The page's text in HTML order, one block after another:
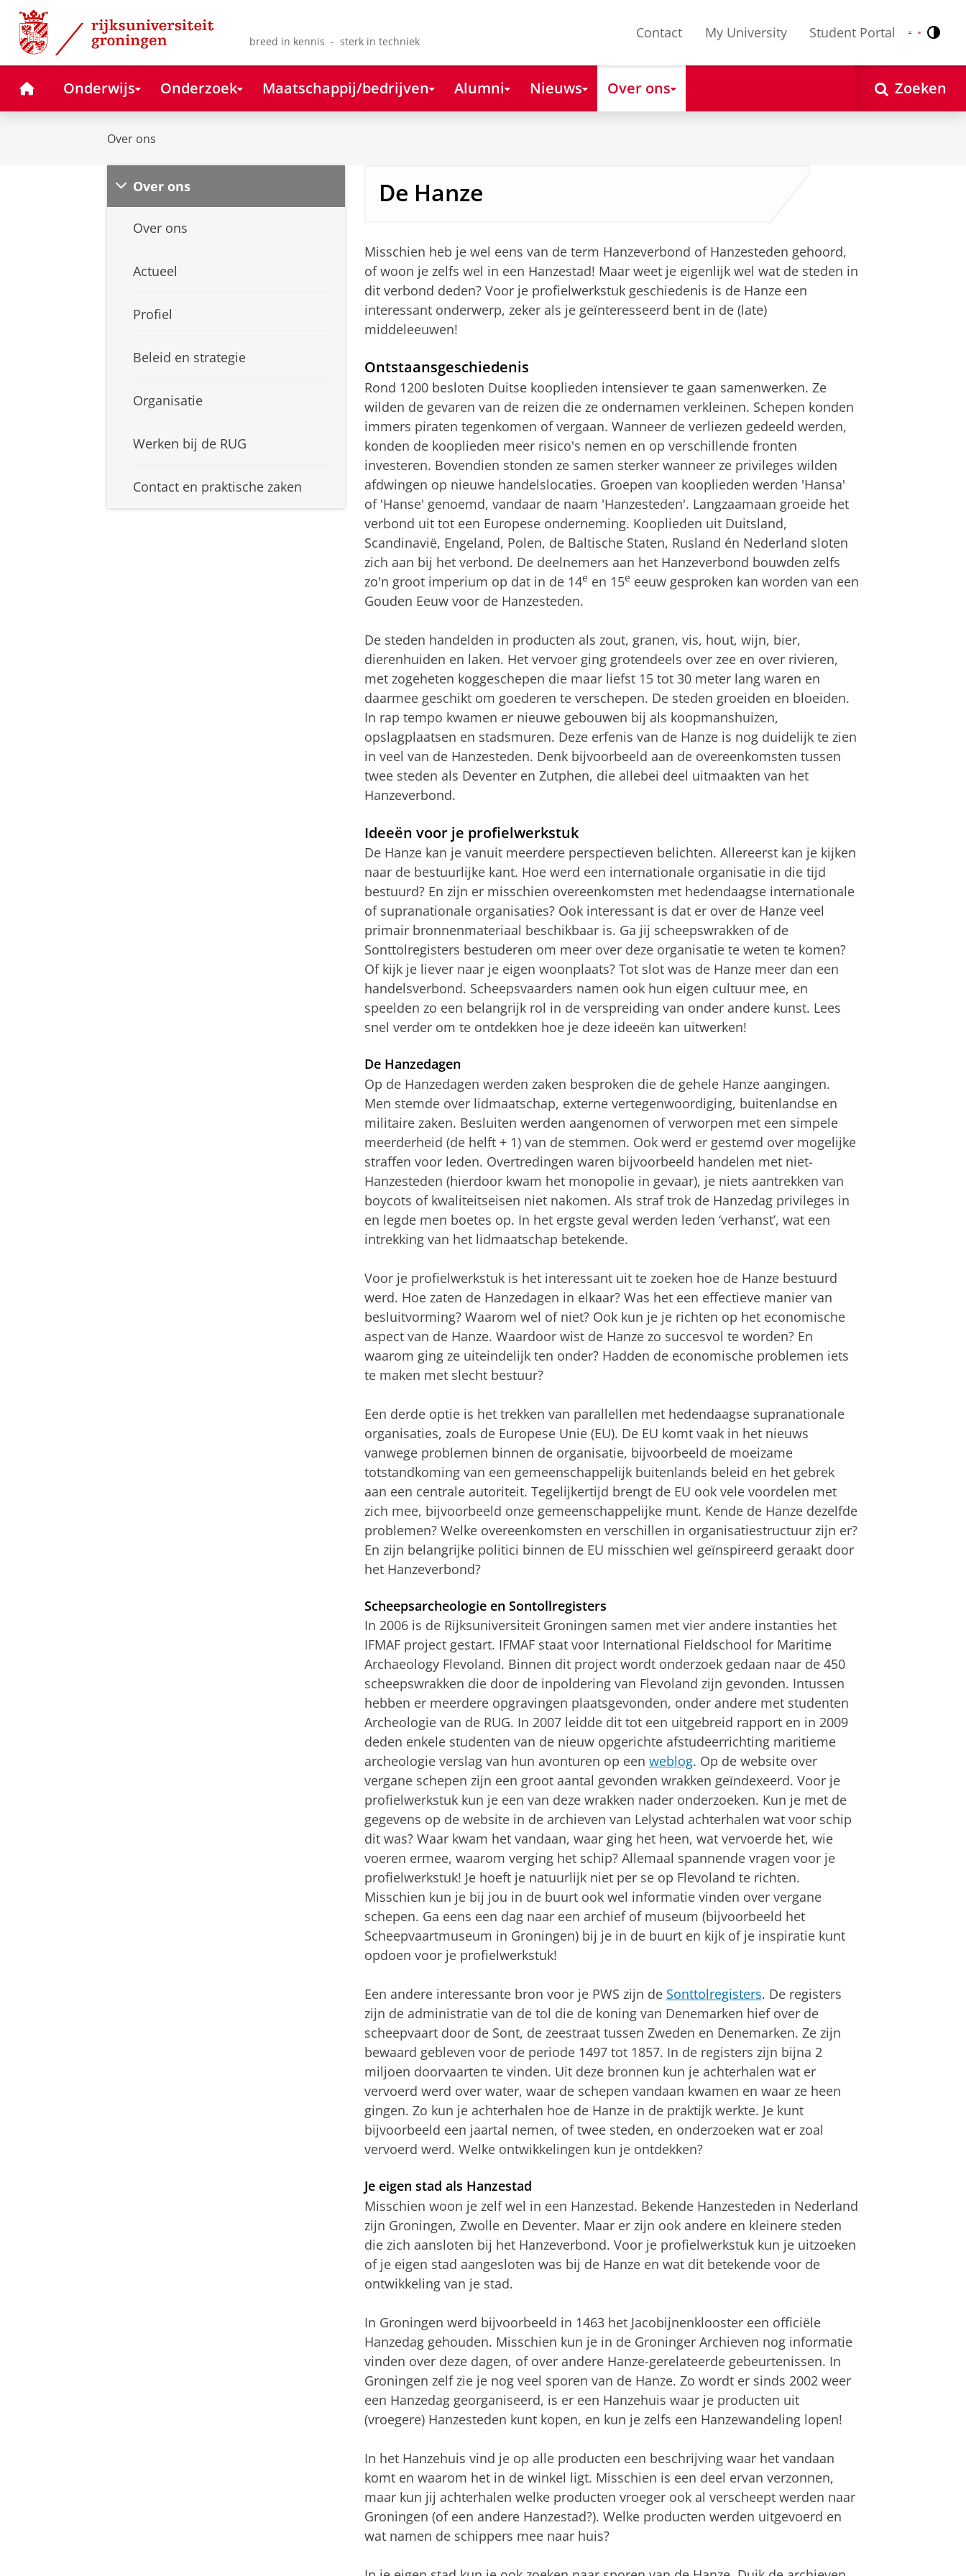
Skip
Content
Skip
Navigation
breed in kennis - sterk in techniek
Contact My University Student Portal Nederlands
English
HomeOnderwijs Onderzoek Maatschappij/bedrijven Alumni Nieuws Over ons Zoeken
Over ons
Over ons
Over ons
Actueel
Profiel
Beleid en strategie
Organisatie
Werken bij de RUG
Contact en praktische zaken
De Hanze
Misschien heb je wel eens van de term Hanzeverbond of Hanzesteden gehoord,
of woon je zelfs wel in een Hanzestad! Maar weet je eigenlijk wel wat de steden in
dit verbond deden? Voor je profielwerkstuk geschiedenis is de Hanze een
interessant onderwerp, zeker als je geïnteresseerd bent in de (late)
middeleeuwen!
Ontstaansgeschiedenis
Rond 1200 besloten Duitse kooplieden intensiever te gaan samenwerken. Ze
wilden de gevaren van de reizen die ze ondernamen verkleinen. Schepen konden
immers piraten tegenkomen of vergaan. Wanneer de verliezen gedeeld werden,
konden de kooplieden meer risico's nemen en op verschillende fronten
investeren. Bovendien stonden ze samen sterker wanneer ze privileges wilden
afdwingen op nieuwe handelslocaties. Groepen van kooplieden werden 'Hansa'
of 'Hanse' genoemd, vandaar de naam 'Hanzesteden'. Langzaamaan groeide het
verbond uit tot een Europese onderneming. Kooplieden uit Duitsland,
Scandinavië, Engeland, Polen, de Baltische Staten, Rusland én Nederland sloten
zich aan bij het verbond. De deelnemers aan het Hanzeverbond bouwden zelfs
zo'n groot imperium op dat in de 14e en 15e eeuw gesproken kan worden van een
Gouden Eeuw voor de Hanzesteden.
De steden handelden in producten als zout, granen, vis, hout, wijn, bier,
dierenhuiden en laken. Het vervoer ging grotendeels over zee en over rivieren,
met zogeheten koggeschepen die maar liefst 15 tot 30 meter lang waren en
daarmee geschikt om goederen te verschepen. De steden groeiden en bloeiden.
In rap tempo kwamen er nieuwe gebouwen bij als koopmanshuizen,
opslagplaatsen en stadsmuren. Deze erfenis van de Hanze is nog duidelijk te zien
in veel van de Hanzesteden. Denk bijvoorbeeld aan de overeenkomsten tussen
twee steden als Deventer en Zutphen, die allebei deel uitmaakten van het
Hanzeverbond.
Ideeën voor je profielwerkstuk
De Hanze kan je vanuit meerdere perspectieven belichten. Allereerst kan je kijken
naar de bestuurlijke kant. Hoe werd een internationale organisatie in die tijd
bestuurd? En zijn er misschien overeenkomsten met hedendaagse internationale
of supranationale organisaties? Ook interessant is dat er over de Hanze veel
primair bronnenmateriaal beschikbaar is. Ga jij scheepswrakken of de
Sonttolregisters bestuderen om meer over deze organisatie te weten te komen?
Of kijk je liever naar je eigen woonplaats? Tot slot was de Hanze meer dan een
handelsverbond. Scheepsvaarders namen ook hun eigen cultuur mee, en
speelden zo een belangrijk rol in de verspreiding van onder andere kunst. Lees
snel verder om te ontdekken hoe je deze ideeën kan uitwerken!
De Hanzedagen
Op de Hanzedagen werden zaken besproken die de gehele Hanze aangingen.
Men stemde over lidmaatschap, externe vertegenwoordiging, buitenlandse en
militaire zaken. Besluiten werden aangenomen of verworpen met een simpele
meerderheid (de helft + 1) van de stemmen. Ook werd er gestemd over mogelijke
straffen voor leden. Overtredingen waren bijvoorbeeld handelen met niet-
Hanzesteden (hierdoor kwam het monopolie in gevaar), je niets aantrekken van
boycots of kwaliteitseisen niet nakomen. Als straf trok de Hanzedag privileges in
en legde men boetes op. In het ergste geval werden leden ‘verhanst’, wat een
intrekking van het lidmaatschap betekende.
Voor je profielwerkstuk is het interessant uit te zoeken hoe de Hanze bestuurd
werd. Hoe zaten de Hanzedagen in elkaar? Was het een effectieve manier van
besluitvorming? Waarom wel of niet? Ook kun je je richten op het economische
aspect van de Hanze. Waardoor wist de Hanze zo succesvol te worden? En
waarom ging ze uiteindelijk ten onder? Hadden de economische problemen iets
te maken met slecht bestuur?
Een derde optie is het trekken van parallellen met hedendaagse supranationale
organisaties, zoals de Europese Unie (EU). De EU komt vaak in het nieuws
vanwege problemen binnen de organisatie, bijvoorbeeld de moeizame
totstandkoming van een gemeenschappelijk buitenlands beleid en het gebrek
aan een centrale autoriteit. Tegelijkertijd brengt de EU ook vele voordelen met
zich mee, bijvoorbeeld onze gemeenschappelijke munt. Kende de Hanze dezelfde
problemen? Welke overeenkomsten en verschillen in organisatiestructuur zijn er?
En zijn belangrijke politici binnen de EU misschien wel geïnspireerd geraakt door
het Hanzeverbond?
Scheepsarcheologie en Sontollregisters
In 2006 is de Rijksuniversiteit Groningen samen met vier andere instanties het
IFMAF project gestart. IFMAF staat voor International Fieldschool for Maritime
Archaeology Flevoland. Binnen dit project wordt onderzoek gedaan naar de 450
scheepswrakken die door de inpoldering van Flevoland zijn gevonden. Intussen
hebben er meerdere opgravingen plaatsgevonden, onder andere met studenten
Archeologie van de RUG. In 2007 leidde dit tot een uitgebreid rapport en in 2009
deden enkele studenten van de nieuw opgerichte afstudeerrichting maritieme
archeologie verslag van hun avonturen op een weblog. Op de website over
vergane schepen zijn een groot aantal gevonden wrakken geïndexeerd. Voor je
profielwerkstuk kun je een van deze wrakken nader onderzoeken. Kun je met de
gegevens op de website in de archieven van Lelystad achterhalen wat voor schip
dit was? Waar kwam het vandaan, waar ging het heen, wat vervoerde het, wie
voeren ermee, waarom verging het schip? Allemaal spannende vragen voor je
profielwerkstuk! Je hoeft je natuurlijk niet per se op Flevoland te richten.
Misschien kun je bij jou in de buurt ook wel informatie vinden over vergane
schepen. Ga eens een dag naar een archief of museum (bijvoorbeeld het
Scheepvaartmuseum in Groningen) bij je in de buurt en kijk of je inspiratie kunt
opdoen voor je profielwerkstuk!
Een andere interessante bron voor je PWS zijn de Sonttolregisters. De registers
zijn de administratie van de tol die de koning van Denemarken hief over de
scheepvaart door de Sont, de zeestraat tussen Zweden en Denemarken. Ze zijn
bewaard gebleven voor de periode 1497 tot 1857. In de registers zijn bijna 2
miljoen doorvaarten te vinden. Uit deze bronnen kun je achterhalen wat er
vervoerd werd over water, waar de schepen vandaan kwamen en waar ze heen
gingen. Zo kun je achterhalen hoe de Hanze in de praktijk werkte. Je kunt
bijvoorbeeld een jaartal nemen, of twee steden, en onderzoeken wat er zoal
vervoerd werd. Welke ontwikkelingen kun je ontdekken?
Je eigen stad als Hanzestad
Misschien woon je zelf wel in een Hanzestad. Bekende Hanzesteden in Nederland
zijn Groningen, Zwolle en Deventer. Maar er zijn ook andere en kleinere steden
die zich aansloten bij het Hanzeverbond. Voor je profielwerkstuk kun je uitzoeken
of je eigen stad aangesloten was bij de Hanze en wat dit betekende voor de
ontwikkeling van je stad.
In Groningen werd bijvoorbeeld in 1463 het Jacobijnenklooster een officiële
Hanzedag gehouden. Misschien kun je in de Groninger Archieven nog informatie
vinden over deze dagen, of over andere Hanze-gerelateerde gebeurtenissen. In
Groningen zelf zie je nog veel sporen van de Hanze. Zo wordt er sinds 2002 weer
een Hanzedag georganiseerd, is er een Hanzehuis waar je producten uit
(vroegere) Hanzesteden kunt kopen, en kun je zelfs een Hanzewandeling lopen!
In het Hanzehuis vind je op alle producten een beschrijving waar het vandaan
komt en waarom het in de winkel ligt. Misschien is een deel ervan verzonnen,
maar kun jij achterhalen welke producten vroeger ook al verscheept werden naar
Groningen (of een andere Hanzestad?). Welke producten werden uitgevoerd en
wat namen de schippers mee naar huis?